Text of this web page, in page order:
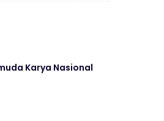
Karya Nasional